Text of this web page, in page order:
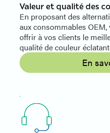
Valeur et qualité des
En proposant des
aux consommables
offrir à vos clients le
qualité de couleur
En